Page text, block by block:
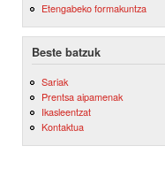
Etengabeko formakuntza
Beste batzuk
Sariak
Prentsa aipamenak
Ikasleentzat
Kontaktua